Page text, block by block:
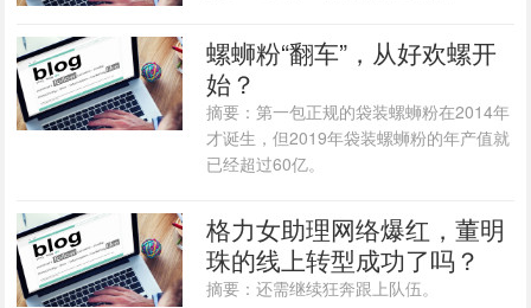
螺蛳粉“翻车”，从好欢螺开
始？
摘要：第一包正规的袋装螺蛳粉在2014年
才诞生，但2019年袋装螺蛳粉的年产值就
已经超过60亿。
格力女助理网络爆红，董明
珠的线上转型成功了吗？
摘要：还需继续狂奔跟上队伍。